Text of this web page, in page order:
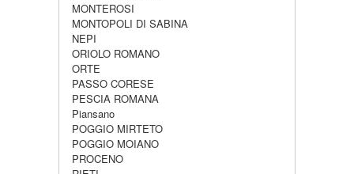
MONTEROSI
MONTOPOLI DI SABINA
NEPI
ORIOLO ROMANO
ORTE
PASSO CORESE
PESCIA ROMANA
Piansano
POGGIO MIRTETO
POGGIO MOIANO
PROCENO